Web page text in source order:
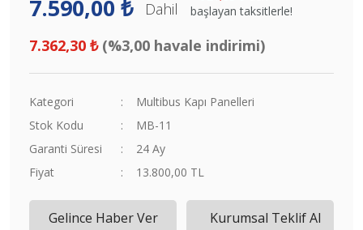
7.590,00 ₺
Dahil
başlayan taksitlerle!
7.362,30 ₺ (%3,00 havale indirimi)
Kategori
Multibus Kapı Panelleri
Stok Kodu
MB-11
Garanti Süresi
24 Ay
Fiyat
13.800,00 TL
Gelince Haber Ver Kurumsal Teklif Al